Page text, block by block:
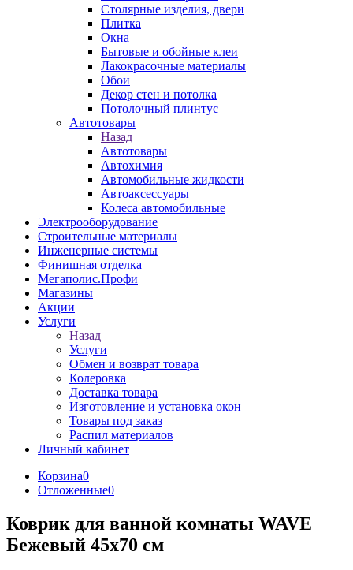
Столярные изделия, двери
Плитка
Окна
Бытовые и обойные клеи
Лакокрасочные материалы
Обои
Декор стен и потолка
Потолочный плинтус
Автотовары
Назад
Автотовары
Автохимия
Автомобильные жидкости
Автоаксессуары
Колеса автомобильные
Электрооборудование
Строительные материалы
Инженерные системы
Финишная отделка
Мегаполис.Профи
Магазины
Акции
Услуги
Назад
Услуги
Обмен и возврат товара
Колеровка
Доставка товара
Изготовление и установка окон
Товары под заказ
Распил материалов
Личный кабинет
Корзина0
Отложенные0
Коврик для ванной комнаты WAVE
Бежевый 45х70 см